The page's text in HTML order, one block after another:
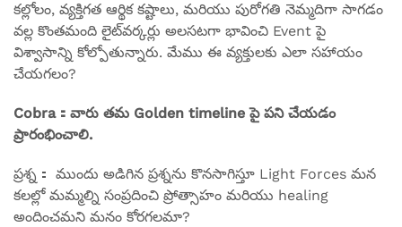
కల్లోలం, వ్యక్తిగత ఆర్థిక కష్టాలు, మరియు పురోగతి నెమ్మదిగా సాగడం
వల్ల కొంతమంది లైట్‌వర్కర్లు అలసటగా భావించి Event పై
విశ్వాసాన్ని కోల్పోతున్నారు. మేము ఈ వ్యక్తులకు ఎలా సహాయం
చేయగలం?
Cobra：వారు తమ Golden timeline పై పని చేయడం
ప్రారంభించాలి.
ప్రశ్న： ముందు అడిగిన ప్రశ్నను కొనసాగిస్తూ Light Forces మన
కలల్లో మమ్మల్ని సంప్రదించి ప్రోత్సాహం మరియు healing
అందించమని మనం కోరగలమా?